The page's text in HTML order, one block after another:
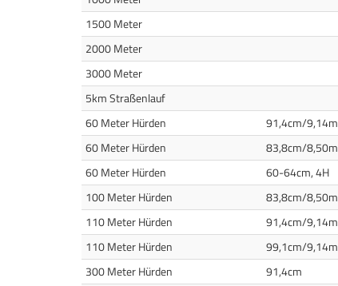
1500 Meter
2000 Meter
3000 Meter
5km Straßenlauf
60 Meter Hürden
91,4cm/9,14m
60 Meter Hürden
83,8cm/8,50m
60 Meter Hürden
60-64cm, 4H
100 Meter Hürden
83,8cm/8,50m
110 Meter Hürden
91,4cm/9,14m
110 Meter Hürden
99,1cm/9,14m
300 Meter Hürden
91,4cm